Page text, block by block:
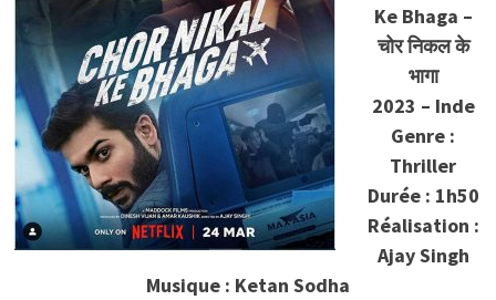
Ke Bhaga –
चोर निकल के
भागा
2023 – Inde
Genre :
Thriller
Durée : 1h50
Réalisation :
Ajay Singh
Musique : Ketan Sodha